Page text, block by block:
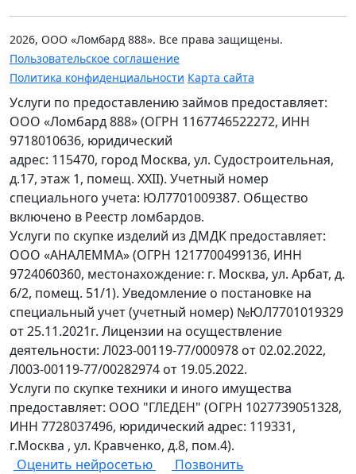
2026, ООО «Ломбард 888». Все права защищены.
Пользовательское соглашение
Политика конфиденциальности Карта сайта
Услуги по предоставлению займов предоставляет:
ООО «Ломбард 888» (ОГРН 1167746522272, ИНН
9718010636, юридический
адрес: 115470, город Москва, ул. Судостроительная,
д.17, этаж 1, помещ. XXII). Учетный номер
специального учета: ЮЛ7701009387. Общество
включено в Реестр ломбардов.
Услуги по скупке изделий из ДМДК предоставляет:
ООО «АНАЛЕММА» (ОГРН 1217700499136, ИНН
9724060360, местонахождение: г. Москва, ул. Арбат, д.
6/2, помещ. 51/1). Уведомление о постановке на
специальный учет (учетный номер) №ЮЛ7701019329
от 25.11.2021г. Лицензии на осуществление
деятельности: Л023-00119-77/000978 от 02.02.2022,
Л003-00119-77/00282974 от 19.05.2022.
Услуги по скупке техники и иного имущества
предоставляет: ООО "ГЛЕДЕН" (ОГРН 1027739051328,
ИНН 7728037496, юридический адрес: 119331,
г.Москва , ул. Кравченко, д.8, пом.4).
Оценить нейросетью
Позвонить